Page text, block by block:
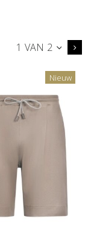
1 VAN 2
Nieuw